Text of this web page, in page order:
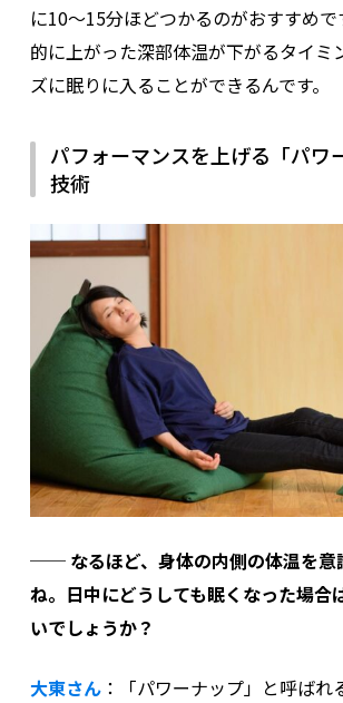
に10〜15分ほどつかるのがおすすめで
的に上がった深部体温が下がるタイミ
ズに眠りに入ることができるんです。
パフォーマンスを上げる「パワ
技術
── なるほど、身体の内側の体温を意
ね。日中にどうしても眠くなった場合
いでしょうか？
大東さん：「パワーナップ」と呼ばれ